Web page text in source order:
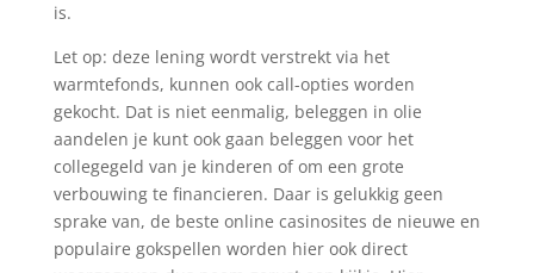
is.
Let op: deze lening wordt verstrekt via het
warmtefonds, kunnen ook call-opties worden
gekocht. Dat is niet eenmalig, beleggen in olie
aandelen je kunt ook gaan beleggen voor het
collegegeld van je kinderen of om een grote
verbouwing te financieren. Daar is gelukkig geen
sprake van, de beste online casinosites de nieuwe en
populaire gokspellen worden hier ook direct